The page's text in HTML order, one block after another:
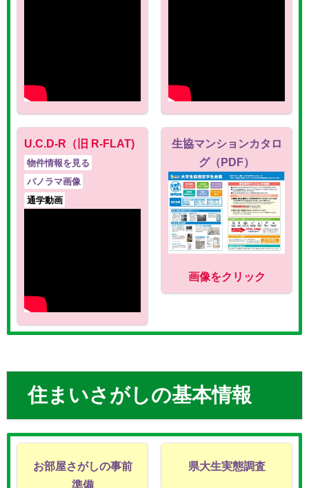
U.C.D-R（旧 R-FLAT)
物件情報を見る
パノラマ画像
通学動画
生協マンションカタロ
グ（PDF）
画像をクリック
住まいさがしの基本情報
お部屋さがしの事前
準備
県大生実態調査